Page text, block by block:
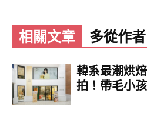
相關文章 多從作者
韓系最潮烘
拍！帶毛小